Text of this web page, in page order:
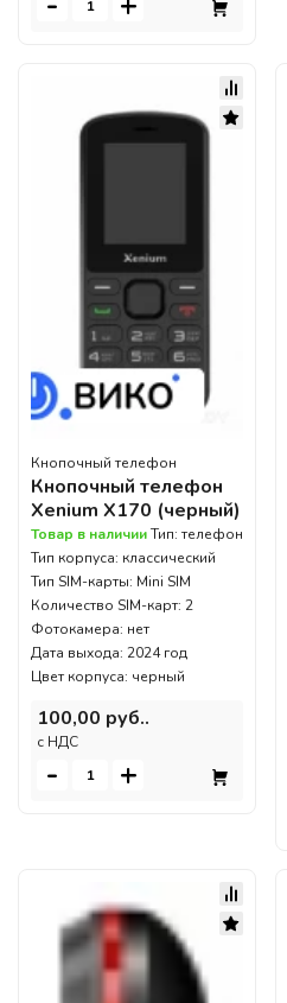
Кнопочный телефон
Кнопочный телефон
Xenium X170 (черный)
Товар в наличииТип: телефон
Тип корпуса: классический
Тип SIM-карты: Mini SIM
Количество SIM-карт: 2
Фотокамера: нет
Дата выхода: 2024 год
Цвет корпуса: черный
100,00 руб..
c НДС
- +